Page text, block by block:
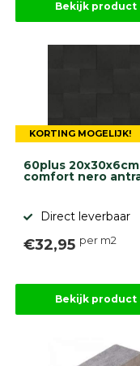
Betonbanden
Palissades
Afwatering
diversen
betonelementen
Overig
tuinproject
Onlinebestrating.nl
Bekijk product
KORTING MOGELIJK!
60plus
comfort nero
Direct leverbaar
€32,95 per m2
Bekijk product